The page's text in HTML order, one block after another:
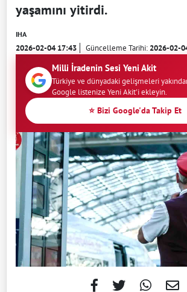
yaşamını yitirdi.
IHA
2026-02-04 17:43 Güncelleme Tarihi:2026-02-
Milli İradenin Sesi Yeni Akit
Türkiye ve dünyadaki gelişmeleri
Google listenize Yeni Akit'i ekleyin.
⭐ Bizi Google'da Takip Et